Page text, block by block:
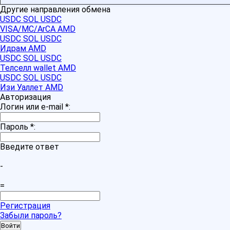
Другие направления обмена
USDC SOL USDC
VISA/MC/ArCA AMD
USDC SOL USDC
Идрам AMD
USDC SOL USDC
Телселл wallet AMD
USDC SOL USDC
Изи Уаллет AMD
Авторизация
Логин или e-mail *:
Пароль *:
Введите ответ
-
=
Регистрация
Забыли пароль?